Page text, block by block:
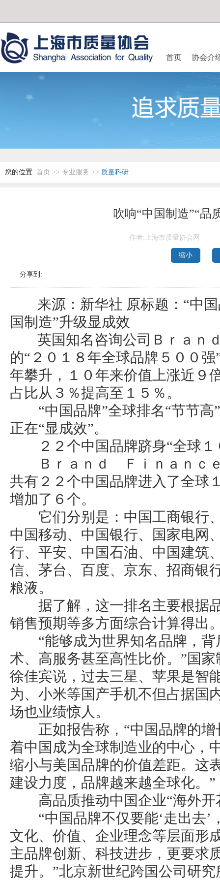
首页 协会介
您的位置: 首页 >> 专业服务 >> 质量科研
吹响“中国制造”“品
作者:上海市质量协会网
缩小
分享到:
来源：新华社 原标题：“中国
国制造”升级显成效
英国知名咨询公司Ｂｒａｎ
的“２０１８年全球品牌５００
年攀升，１０年来价值上涨近９
占比从３％提高至１５％。
“中国品牌”全球排名“节节高”
正在“显成效”。
２２个中国品牌跻身“全球１
Ｂｒａｎｄ Ｆｉｎａｎｃｅ
共有２２个中国品牌进入了全球
增加了６个。
它们分别是：中国工商银行
中国移动、中国银行、国家电网
行、平安、中国石油、中国建筑
信、茅台、百度、京东、招商银
粮液。
据了解，这一排名主要根据
销售预期等多方面综合计算得出
“能够成为世界知名品牌，背
术、高服务甚至高性比价。”国
徐佳宾说，过去三星、苹果是智
为、小米等国产手机不但占据国
场也业绩惊人。
正如报告称，“中国品牌的增
着中国成为全球制造业的中心，
缩小与美国品牌的价值差距。这
建设力度，品牌越来越全球化。”
高品质推动中国企业“海外开
“中国品牌不仅要能‘走出去’
文化、价值、企业理念等层面形
主品牌创新、科技进步，更要求
提升。”北京新世纪跨国公司研